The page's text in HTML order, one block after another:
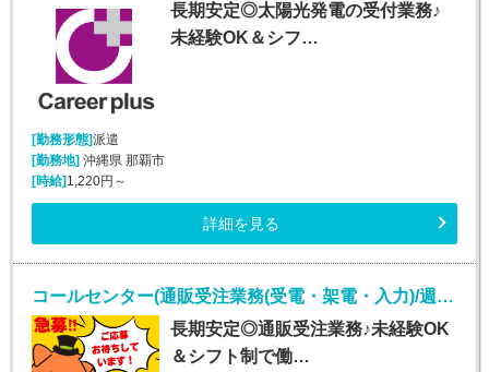
長期安定◎太陽光発電の受付業務♪
未経験OK＆シフ…
[勤務形態]派遣
[勤務地] 沖縄県 那覇市
[時給] 1,220円～
詳細を見る
コールセンター(通販受注業務(受電・架電・入力)/週5シフト制)
長期安定◎通販受注業務♪未経験OK
＆シフト制で働…